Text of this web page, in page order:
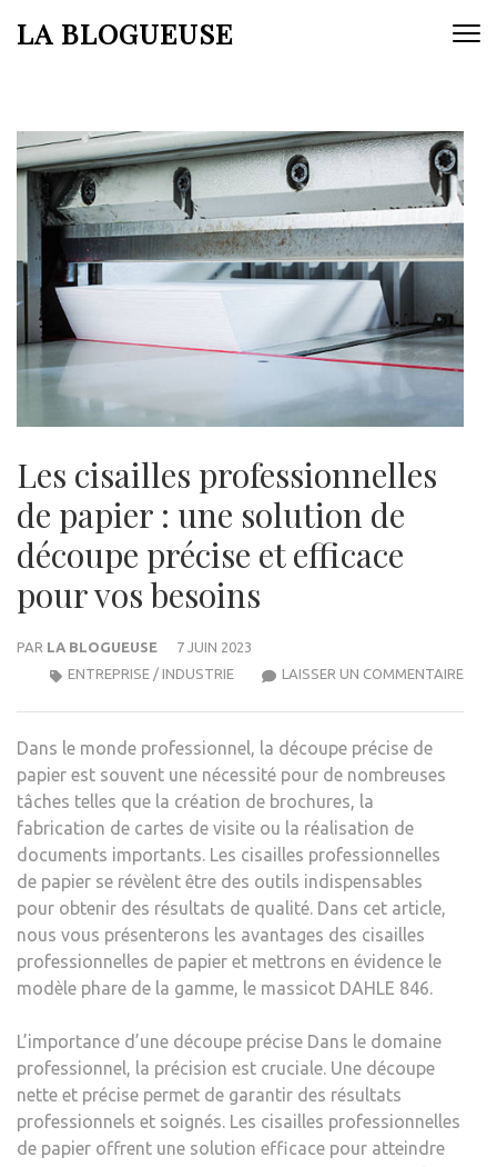
auLA BLOGUEUSE
Les cisailles professionnelles
de papier : une solution de
découpe précise et efficace
pour vos besoins
PAR LA BLOGUEUSE
7 JUIN 2023
LAISSER UN COMMENTAIRELES
ENTREPRISE / INDUSTRIE
Dans le monde professionnel, la découpe précise de
papier est souvent une nécessité pour de nombreuses
tâches telles que la création de brochures, la
fabrication de cartes de visite ou la réalisation de
documents importants. Les cisailles professionnelles
de papier se révèlent être des outils indispensables
pour obtenir des résultats de qualité. Dans cet article,
nous vous présenterons les avantages des cisailles
professionnelles de papier et mettrons en évidence le
modèle phare de la gamme, le massicot DAHLE 846.
L’importance d’une découpe précise Dans le domaine
professionnel, la précision est cruciale. Une découpe
nette et précise permet de garantir des résultats
professionnels et soignés. Les cisailles professionnelles
de papier offrent une solution efficace pour atteindre